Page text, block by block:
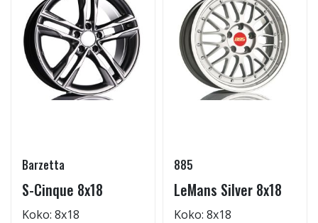
Barzetta
S-Cinque 8x18
Koko: 8x18
885
LeMans Silver 8x18
Koko: 8x18